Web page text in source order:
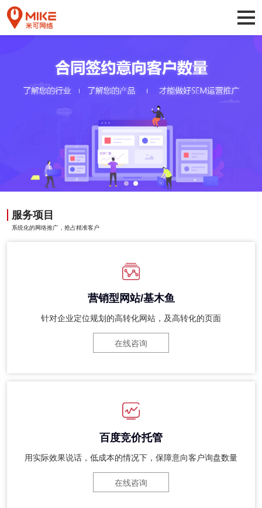
服务项目
系统化的网络推广，抢占精准客户
营销型网站/基木鱼
针对企业定位规划的高转化网站，及高转化的页面
在线咨询
百度竞价托管
用实际效果说话，低成本的情况下，保障意向客户询盘数量
在线咨询